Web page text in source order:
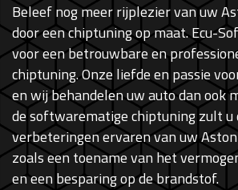
Beleef nog meer rijplezier van uw
door een chiptuning op maat. Ecu-
voor een betrouwbare en
chiptuning. Onze liefde en passie
en wij behandelen uw auto dan ook
de softwarematige chiptuning zult u
verbeteringen ervaren van uw
zoals een toename van het
en een besparing op de brandstof.